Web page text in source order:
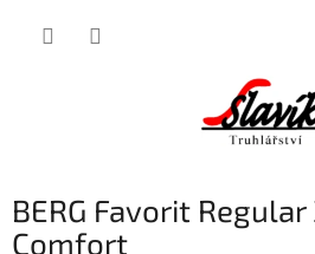
BERG Favorit
Comfort